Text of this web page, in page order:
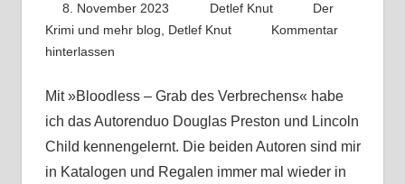
8. November 2023 Detlef Knut
Der
Krimi und mehr blog, Detlef Knut
Kommentar
hinterlassen
Mit »Bloodless – Grab des Verbrechens« habe
ich das Autorenduo Douglas Preston und Lincoln
Child kennengelernt. Die beiden Autoren sind mir
in Katalogen und Regalen immer mal wieder in